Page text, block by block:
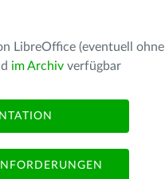
LibreOffice (eventuell ohne
im Archiv verfügbar